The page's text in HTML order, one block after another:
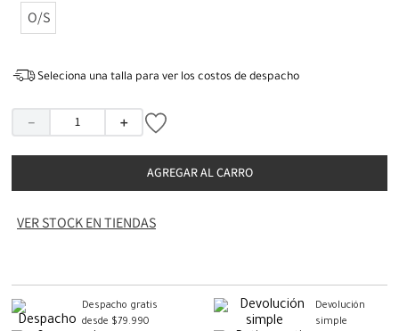
O/S
Seleciona una talla para ver los costos de despacho
＋
－
AGREGAR AL CARRO
VER STOCK EN TIENDAS
Despacho gratis
desde $79.990
Devolución
simple